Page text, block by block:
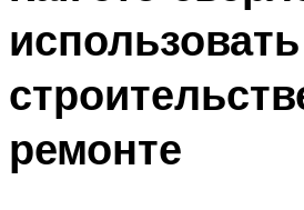
ремонте